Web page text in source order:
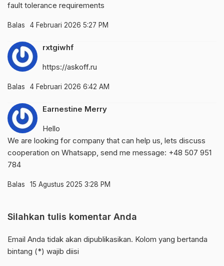
fault tolerance requirements
Balas 4 Februari 2026 5:27 PM
rxtgiwhf
https://askoff.ru
Balas 4 Februari 2026 6:42 AM
Earnestine Merry
Hello
We are looking for company that can help us, lets discuss
cooperation on Whatsapp, send me message: +48 507 951
784
Balas 15 Agustus 2025 3:28 PM
Silahkan tulis komentar Anda
Email Anda tidak akan dipublikasikan. Kolom yang bertanda
bintang (*) wajib diisi